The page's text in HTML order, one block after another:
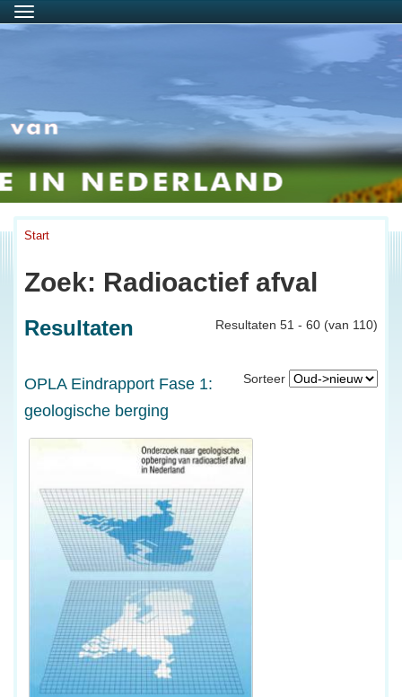
Menu
Start
Zoek: Radioactief afval
Resultaten 51 - 60 (van 110)
Resultaten
Sorteer
OPLA Eindrapport Fase 1:
geologische berging